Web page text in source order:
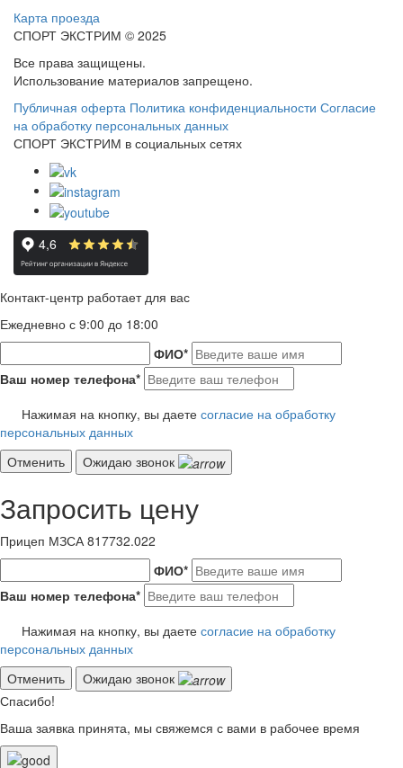
Карта проезда
СПОРТ ЭКСТРИМ © 2025
Все права защищены.
Использование материалов запрещено.
Публичная оферта Политика конфиденциальности Согласие
на обработку персональных данных
СПОРТ ЭКСТРИМ в социальных сетях
Контакт-центр работает для вас
Ежедневно с 9:00 до 18:00
ФИО*
Ваш номер телефона*
Нажимая на кнопку, вы даете согласие на обработку
персональных данных
Отменить
Ожидаю звонок
Запросить цену
Прицеп МЗСА 817732.022
ФИО*
Ваш номер телефона*
Нажимая на кнопку, вы даете согласие на обработку
персональных данных
Отменить
Ожидаю звонок
Спасибо!
Ваша заявка принята, мы свяжемся с вами в рабочее время